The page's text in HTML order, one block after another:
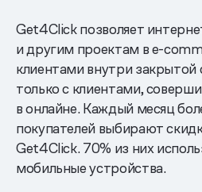
Get4Click позволяет
и другим проектам в e-
клиентами внутри закрытой
только с клиентами,
в онлайне. Каждый месяц
покупателей выбирают
Get4Click. 70% из них
мобильные устройства.